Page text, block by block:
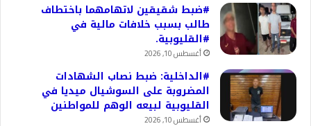
#ضبط شقيقين لاتهامهما باختطاف
طالب بسبب خلافات مالية في
#القليوبية.
أغسطس 10, 2026
#الداخلية: ضبط نصاب الشهادات
المضروبة على السوشيال ميديا في
القليوبية لبيعه الوهم للمواطنين
أغسطس 10, 2026